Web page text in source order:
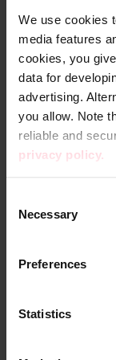
We use cookies
media features
cookies, you
data for
advertising.
you allow. Note
reliable and
privacy policy.
Necessary
Preferences
Statistics
molemmilla
korkealla ja
tilaa. Toki
vastustajalla
Nämä tekijät
takia sillä
Finaalissa
monta
mutta
asteen